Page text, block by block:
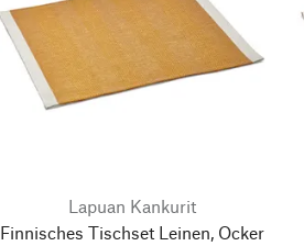
Lapuan Kankurit
Finnisches Tischset Leinen, Ocker